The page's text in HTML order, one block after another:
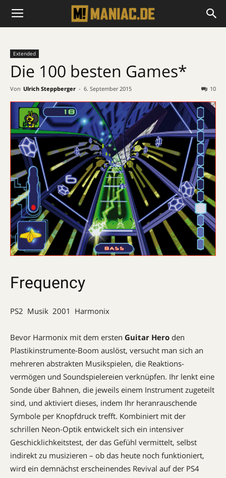
Extended
Die 100 besten Games*
Von Ulrich Steppberger - 6. September 2015 10
Frequency
PS2  Musik  2001  Harmonix
Bevor Harmonix mit dem ersten Guitar Hero den
Plastikinstrumente-Boom auslöst, versucht man sich an
mehreren abstrakten Musikspielen, die Reaktions­
vermögen und Soundspielereien verknüpfen. Ihr lenkt eine
Sonde über Bahnen, die jeweils einem Instrument zugeteilt
sind, und aktiviert dieses, indem Ihr heranrauschende
Symbole per Knopfdruck trefft. Kombiniert mit der
schrillen Neon-Optik entwickelt sich ein intensiver
Geschicklichkeitstest, der das Gefühl vermittelt, selbst
indirekt zu musizieren – ob das heute noch funk­tioniert,
wird ein demnächst erscheinendes Revival auf der PS4